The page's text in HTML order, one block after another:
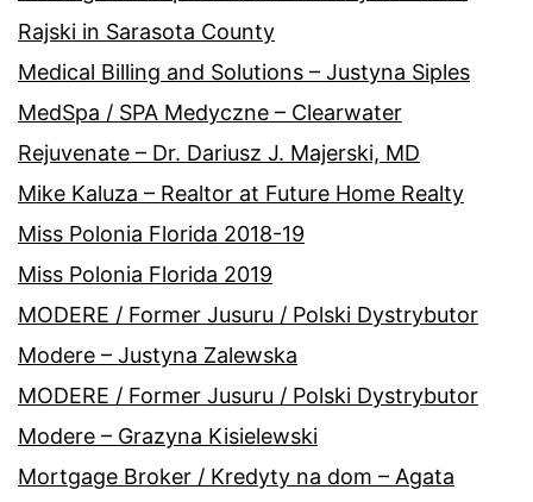
Rajski in Sarasota County
Medical Billing and Solutions – Justyna Siples
MedSpa / SPA Medyczne – Clearwater
Rejuvenate – Dr. Dariusz J. Majerski, MD
Mike Kaluza – Realtor at Future Home Realty
Miss Polonia Florida 2018-19
Miss Polonia Florida 2019
MODERE / Former Jusuru / Polski Dystrybutor
Modere – Justyna Zalewska
MODERE / Former Jusuru / Polski Dystrybutor
Modere – Grazyna Kisielewski
Mortgage Broker / Kredyty na dom – Agata